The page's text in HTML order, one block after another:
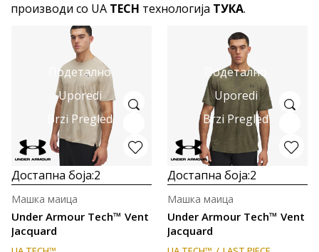
производи со UA TECH технологија ТУКА.
Подетално
Uporedi
Brzi Pregled
Достапна боја:2
Under Armour Tech™ Vent
Jacquard
Машка маица
Подетално
Uporedi
Brzi Pregled
Достапна боја:2
Under Armour Tech™ Vent
Jacquard
Машка маица